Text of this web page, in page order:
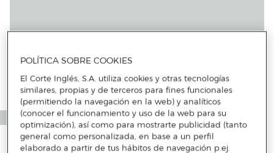
Más info
POLÍTICA SOBRE COOKIES
El Corte Inglés, S.A. utiliza cookies y otras tecnologías
similares, propias y de terceros para fines funcionales
(permitiendo la navegación en la web) y analíticos
(conocer el funcionamiento y uso de la web para su
optimización), así como para mostrarte publicidad (tanto
general como personalizada, en base a un perfil
elaborado a partir de tus hábitos de navegación p.ej.